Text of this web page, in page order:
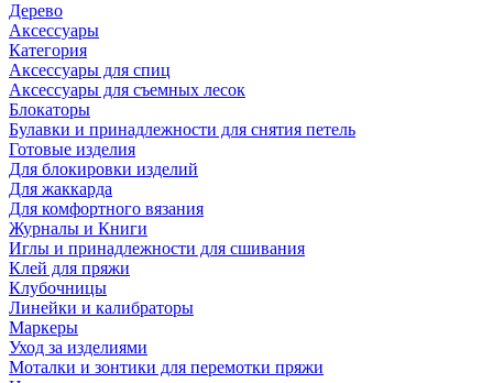
Дерево
Аксессуары
Категория
Аксессуары для спиц
Аксессуары для съемных лесок
Блокаторы
Булавки и принадлежности для снятия петель
Готовые изделия
Для блокировки изделий
Для жаккарда
Для комфортного вязания
Журналы и Книги
Иглы и принадлежности для сшивания
Клей для пряжи
Клубочницы
Линейки и калибраторы
Маркеры
Уход за изделиями
Моталки и зонтики для перемотки пряжи